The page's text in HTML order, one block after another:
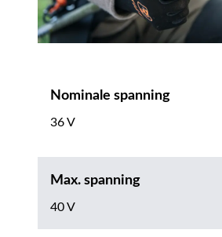
Nominale spanning
36 V
Max. spanning
40 V